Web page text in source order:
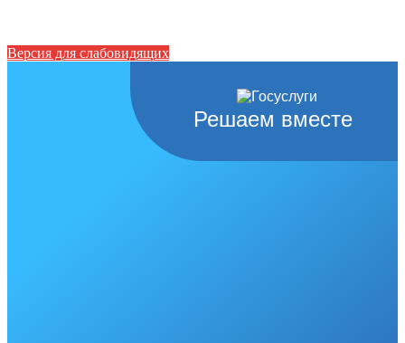
Версия для слабовидящих
Решаем вместе